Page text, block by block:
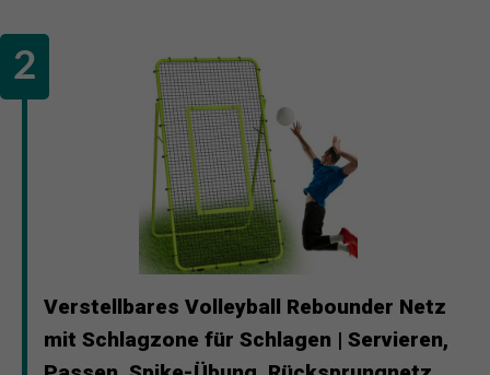
Verstellbares Volleyball Rebounder Netz
mit Schlagzone für Schlagen | Servieren,